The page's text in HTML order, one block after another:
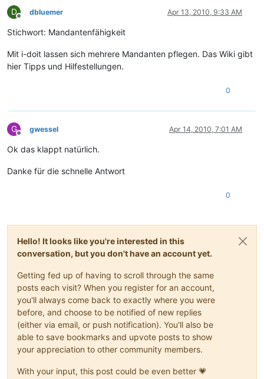
D
Offline
dbluemer Apr 13, 2010, 9:33 AM
Stichwort: Mandantenfähigkeit
Mit i-doit lassen sich mehrere Mandanten pflegen. Das Wiki gibt
hier Tipps und Hilfestellungen.
0
G
Offline
gwessel Apr 14, 2010, 7:01 AM
Ok das klappt natürlich.
Danke für die schnelle Antwort
0
Hello! It looks like you're interested in this
conversation, but you don't have an account yet.
Getting fed up of having to scroll through the same
posts each visit? When you register for an account,
you'll always come back to exactly where you were
before, and choose to be notified of new replies
(either via email, or push notification). You'll also be
able to save bookmarks and upvote posts to show
your appreciation to other community members.
With your input, this post could be even better 💗